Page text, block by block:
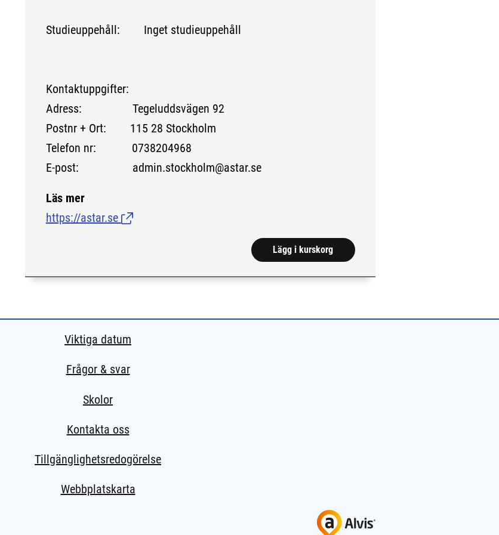
Studieuppehåll: Inget studieuppehåll
Kontaktuppgifter:
Adress: Tegeluddsvägen 92
Postnr + Ort: 115 28 Stockholm
Telefon nr: 0738204968
E-post: admin.stockholm@astar.se
Läs mer
https://astar.se (Länk till extern sida.)
Lägg i kurskorg
Viktiga datum
Frågor & svar
Skolor
Kontakta oss
Tillgänglighetsredogörelse
Webbplatskarta